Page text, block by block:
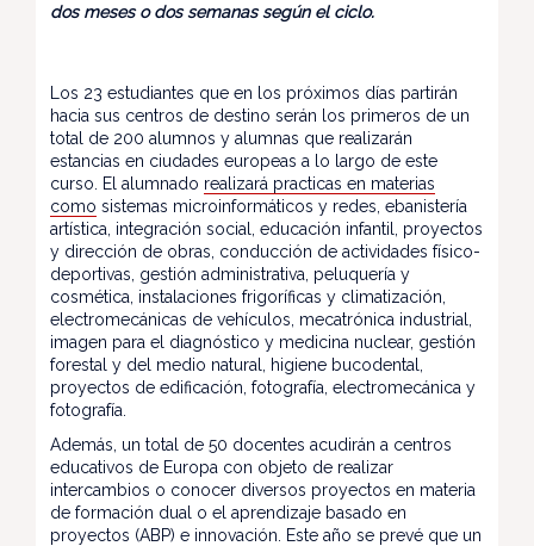
dos meses o dos semanas según el ciclo.
Los 23 estudiantes que en los próximos días partirán
hacia sus centros de destino serán los primeros de un
total de 200 alumnos y alumnas que realizarán
estancias en ciudades europeas a lo largo de este
curso. El alumnado realizará practicas en materias
como sistemas microinformáticos y redes, ebanistería
artística, integración social, educación infantil, proyectos
y dirección de obras, conducción de actividades físico-
deportivas, gestión administrativa, peluquería y
cosmética, instalaciones frigoríficas y climatización,
electromecánicas de vehículos, mecatrónica industrial,
imagen para el diagnóstico y medicina nuclear, gestión
forestal y del medio natural, higiene bucodental,
proyectos de edificación, fotografía, electromecánica y
fotografía.
Además, un total de 50 docentes acudirán a centros
educativos de Europa con objeto de realizar
intercambios o conocer diversos proyectos en materia
de formación dual o el aprendizaje basado en
proyectos (ABP) e innovación. Este año se prevé que un